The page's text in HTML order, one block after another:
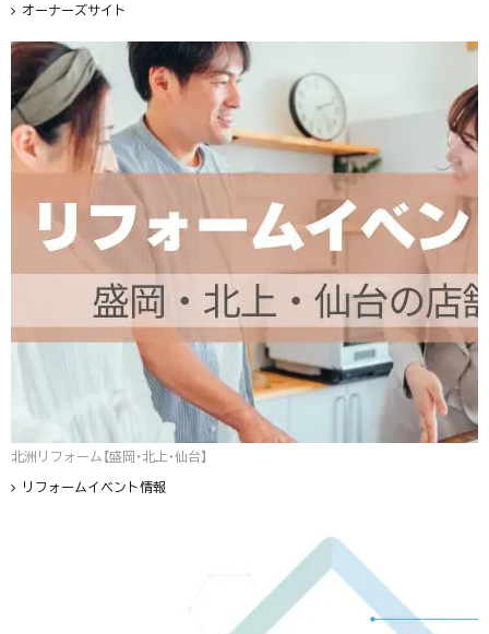
オーナーズサイト
北洲リフォーム【盛岡・北上・仙台】
リフォームイベント情報